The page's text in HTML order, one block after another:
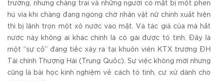
trường, nhưng chàng trai và những người có mặt bị một phen
hú vía khi chàng đang ngóng chờ nhân vật nữ chính xuất hiện
thì bị lãnh trọn một xô nước vào mặt. Và tác giả của mà hắt
nước này không ai khác chính là cô gái được tỏ tình. Đây là
một “sự cố” đáng tiếc xảy ra tại khuôn viên KTX trường ĐH
Tài chính Thượng Hải (Trung Quốc). Sự việc không mới nhưng
cũng là bài học kinh nghiệm về cách tỏ tình, cư xử dành cho